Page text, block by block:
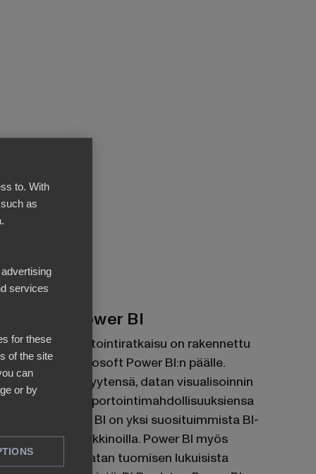
to. With
as
services
for these
of the site
can
or by
Pohjana Power BI
BI Bookin raportointiratkaisu on rakennettu
tehokkaan Microsoft Power BI:n päälle.
Helppokäyttöisyytensä, datan visualisoinnin
sekä laajojen raportointimahdollisuuksiensa
ansiosta Power BI on yksi suosituimmista BI-
työkaluista markkinoilla. Power BI myös
mahdollistaa datan tuomisen lukuisista